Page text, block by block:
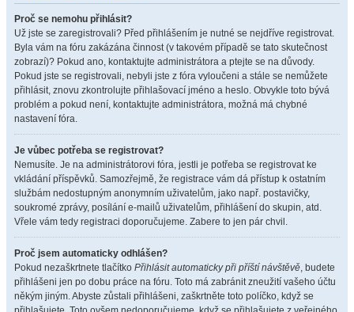
Proč se nemohu přihlásit?
Už jste se zaregistrovali? Před přihlášením je nutné se nejdříve registrovat.
Byla vám na fóru zakázána činnost (v takovém případě se tato skutečnost
zobrazí)? Pokud ano, kontaktujte administrátora a ptejte se na důvody.
Pokud jste se registrovali, nebyli jste z fóra vyloučeni a stále se nemůžete
přihlásit, znovu zkontrolujte přihlašovací jméno a heslo. Obvykle toto bývá
problém a pokud není, kontaktujte administrátora, možná má chybné
nastavení fóra.
Je vůbec potřeba se registrovat?
Nemusíte. Je na administrátorovi fóra, jestli je potřeba se registrovat ke
vkládání příspěvků. Samozřejmě, že registrace vám dá přístup k ostatním
službám nedostupným anonymním uživatelům, jako např. postavičky,
soukromé zprávy, posílání e-mailů uživatelům, přihlášení do skupin, atd.
Vřele vám tedy registraci doporučujeme. Zabere to jen pár chvil.
Proč jsem automaticky odhlášen?
Pokud nezaškrtnete tlačítko Přihlásit automaticky při příští návštěvě, budete
přihlášeni jen po dobu práce na fóru. Toto má zabránit zneužití vašeho účtu
někým jiným. Abyste zůstali přihlášeni, zaškrtněte toto políčko, když se